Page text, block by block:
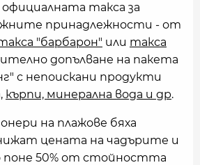
официалната такса за
принадлежности - от
"барбарон" или такса
допълване на пакета
с непоискани продукти
кърпи, минерална вода и др.
на плажове бяха
цената на чадърите и
поне 50% от стойността